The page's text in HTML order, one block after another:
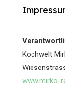
Kochwelt
www.mirko-